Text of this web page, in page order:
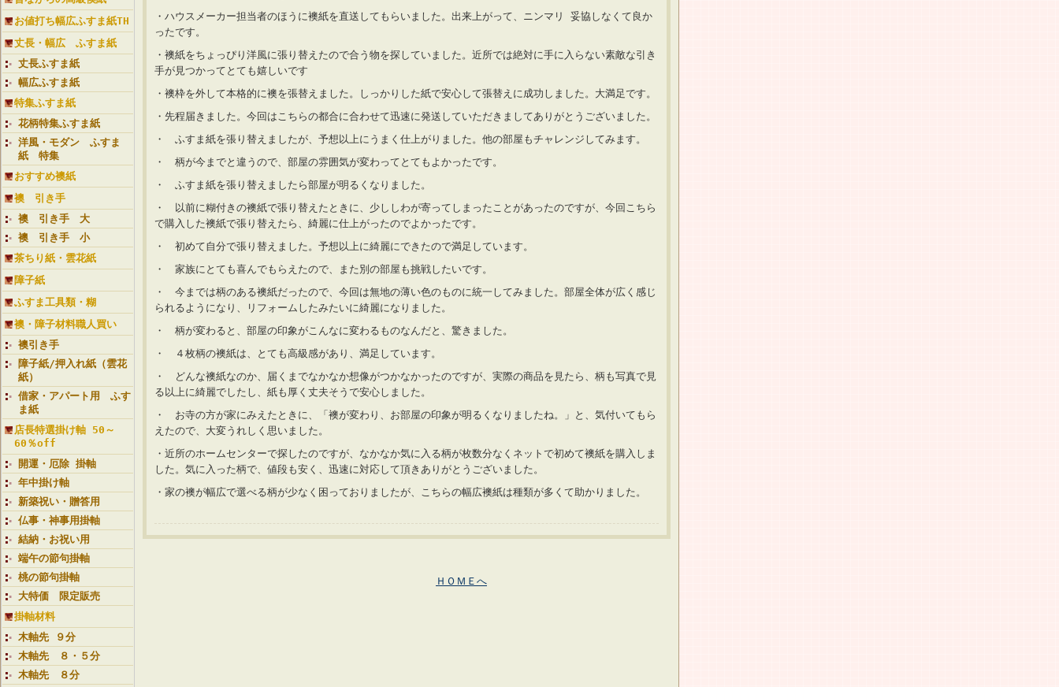
お値打ち幅広ふすま紙TH
丈長・幅広 ふすま紙
丈長ふすま紙
幅広ふすま紙
特集ふすま紙
花柄特集ふすま紙
洋風・モダン ふすま
紙 特集
おすすめ襖紙
襖 引き手
襖 引き手 大
襖 引き手 小
茶ちり紙・雲花紙
障子紙
ふすま工具類・糊
襖・障子材料職人買い
襖引き手
障子紙/押入れ紙（雲花
紙）
借家・アパート用 ふす
ま紙
店長特選掛け軸 50～
60％off
開運・厄除 掛軸
年中掛け軸
新築祝い・贈答用
仏事・神事用掛軸
結納・お祝い用
端午の節句掛軸
桃の節句掛軸
大特価 限定販売
掛軸材料
木軸先 ９分
木軸先 ８・５分
木軸先 ８分
・ハウスメーカー担当者のほうに襖紙を直送してもらいました。出来上がって、ニンマリ 妥協しなくて良か
ったです。
・襖紙をちょっぴり洋風に張り替えたので合う物を探していました。近所では絶対に手に入らない素敵な引き
手が見つかってとても嬉しいです
・襖枠を外して本格的に襖を張替えました。しっかりした紙で安心して張替えに成功しました。大満足です。
・先程届きました。今回はこちらの都合に合わせて迅速に発送していただきましてありがとうございました。
・ ふすま紙を張り替えましたが、予想以上にうまく仕上がりました。他の部屋もチャレンジしてみます。
・ 柄が今までと違うので、部屋の雰囲気が変わってとてもよかったです。
・ ふすま紙を張り替えましたら部屋が明るくなりました。
・ 以前に糊付きの襖紙で張り替えたときに、少ししわが寄ってしまったことがあったのですが、今回こちら
で購入した襖紙で張り替えたら、綺麗に仕上がったのでよかったです。
・ 初めて自分で張り替えました。予想以上に綺麗にできたので満足しています。
・ 家族にとても喜んでもらえたので、また別の部屋も挑戦したいです。
・ 今までは柄のある襖紙だったので、今回は無地の薄い色のものに統一してみました。部屋全体が広く感じ
られるようになり、リフォームしたみたいに綺麗になりました。
・ 柄が変わると、部屋の印象がこんなに変わるものなんだと、驚きました。
・ ４枚柄の襖紙は、とても高級感があり、満足しています。
・ どんな襖紙なのか、届くまでなかなか想像がつかなかったのですが、実際の商品を見たら、柄も写真で見
る以上に綺麗でしたし、紙も厚く丈夫そうで安心しました。
・ お寺の方が家にみえたときに、「襖が変わり、お部屋の印象が明るくなりましたね。」と、気付いてもら
えたので、大変うれしく思いました。
・近所のホームセンターで探したのですが、なかなか気に入る柄が枚数分なくネットで初めて襖紙を購入しま
した。気に入った柄で、値段も安く、迅速に対応して頂きありがとうございました。
・家の襖が幅広で選べる柄が少なく困っておりましたが、こちらの幅広襖紙は種類が多くて助かりました。
ＨＯＭＥへ